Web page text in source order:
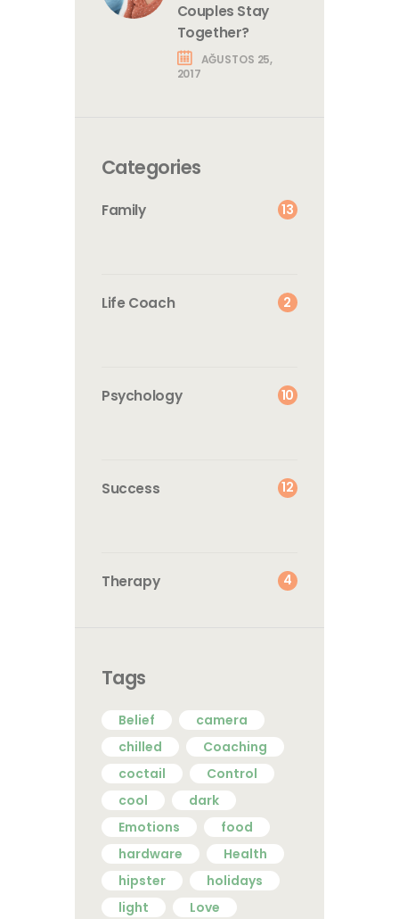
Couples Stay
Together?
AĞUSTOS 25,
2017
Categories
Family 13
Life Coach 2
Psychology 10
Success 12
Therapy 4
Tags
Belief
camera
chilled
Coaching
coctail
Control
cool
dark
Emotions
food
hardware
Health
hipster
holidays
light
Love